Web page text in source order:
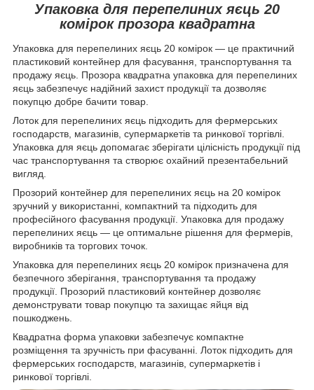
Упаковка для перепелиних яєць 20
комірок прозора квадратна
Упаковка для перепелиних яєць 20 комірок — це практичний
пластиковий контейнер для фасування, транспортування та
продажу яєць. Прозора квадратна упаковка для перепелиних
яєць забезпечує надійний захист продукції та дозволяє
покупцю добре бачити товар.
Лоток для перепелиних яєць підходить для фермерських
господарств, магазинів, супермаркетів та ринкової торгівлі.
Упаковка для яєць допомагає зберігати цілісність продукції під
час транспортування та створює охайний презентабельний
вигляд.
Прозорий контейнер для перепелиних яєць на 20 комірок
зручний у використанні, компактний та підходить для
професійного фасування продукції. Упаковка для продажу
перепелиних яєць — це оптимальне рішення для фермерів,
виробників та торгових точок.
Упаковка для перепелиних яєць 20 комірок призначена для
безпечного зберігання, транспортування та продажу
продукції. Прозорий пластиковий контейнер дозволяє
демонструвати товар покупцю та захищає яйця від
пошкоджень.
Квадратна форма упаковки забезпечує компактне
розміщення та зручність при фасуванні. Лоток підходить для
фермерських господарств, магазинів, супермаркетів і
ринкової торгівлі.